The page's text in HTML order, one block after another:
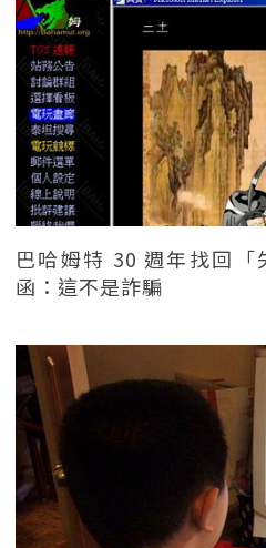
巴哈姆特 30 週年找回
函：這不是詐騙